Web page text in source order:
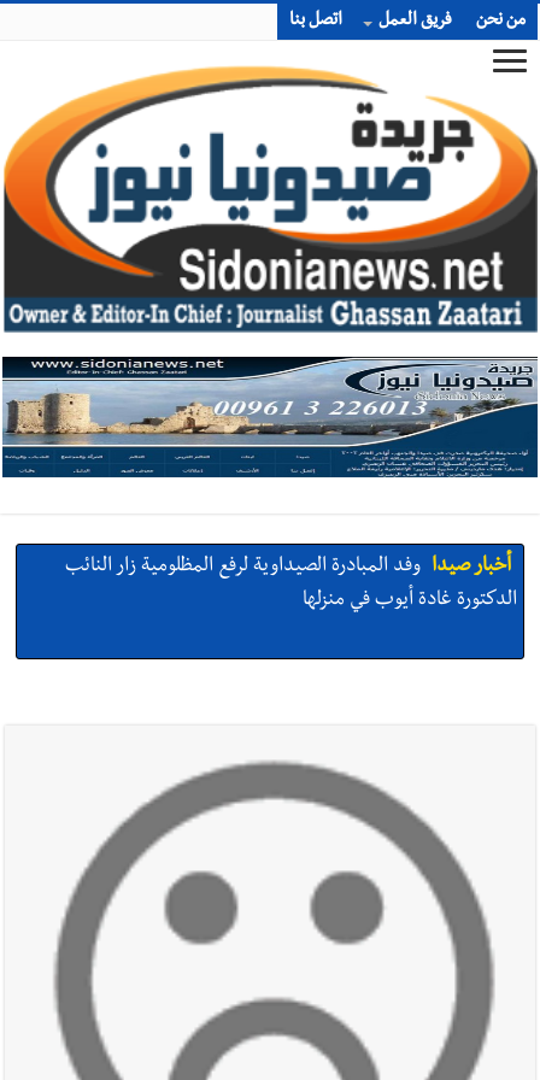
من نحن فريق العمل اتصل بنا
أخبار صيدا وفد المبادرة الصيداوية لرفع المظلومية زار النائب
الدكتورة غادة أيوب في منزلها
إصابة شاب فلسطيني بطعنات سكين في مخيم عين
الحلوة - في منطقة صيدا وإنقاذه وإتهام إبن عمته ؟
أخبار صيدا
بالصور : غسان سركيس يرعى تخرّج فوج الفكر والإبداع
في ثانوية السفير : تعلّمت منكم حب الوطن والتمسك بالأرض ...
أخبار صيدا
المهندس محمد زهير السعودي يستقبل المختارين
بعاصيري والبيلاني